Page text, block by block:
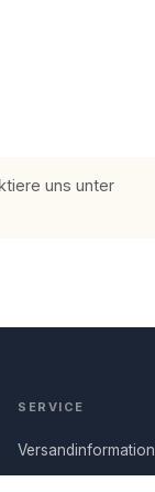
uns unter
SERVICE